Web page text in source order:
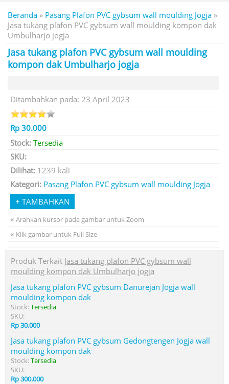
Beranda » Pasang Plafon PVC gybsum wall moulding Jogja »
Jasa tukang plafon PVC gybsum wall moulding kompon dak
Umbulharjo jogja
Jasa tukang plafon PVC gybsum wall moulding
kompon dak Umbulharjo jogja
Ditambahkan pada: 23 April 2023
Rp 30.000
Stock: Tersedia
SKU:
Dilihat: 1239 kali
Kategori: Pasang Plafon PVC gybsum wall moulding Jogja
« Arahkan kursor pada gambar untuk Zoom
« Klik gambar untuk Full Size
Produk Terkait Jasa tukang plafon PVC gybsum wall
moulding kompon dak Umbulharjo jogja
Jasa tukang plafon PVC gybsum Danurejan Jogja wall
moulding kompon dak
Stock:Tersedia
SKU:
Rp 30.000
Jasa tukang plafon PVC gybsum Gedongtengen Jogja wall
moulding kompon dak
Stock:Tersedia
SKU:
Rp 300.000